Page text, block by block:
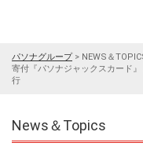
パソナグループ> NEWS＆
寄付『パソナジャックスカード
行
News＆Topics